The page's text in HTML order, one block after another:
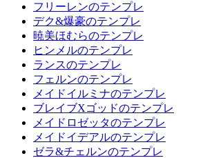
フリーレンのテンプレ
デク&爆豪のテンプレ
暁美ほむらのテンプレ
ヒンメルのテンプレ
ランスのテンプレ
フェルンのテンプレ
メイドイルミナのテンプレ
ブレイブXゴッドのテンプレ
メイドロゼッタのテンプレ
メイドイデアルのテンプレ
ゼラ&チェルンのテンプレ